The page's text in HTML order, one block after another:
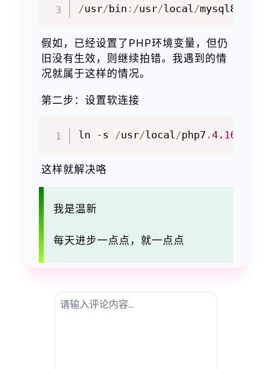
/usr/bin : /usr/local /mysql8
假如，已经设置了PHP环境变量，但仍
旧没有生效，则继续拍错。我遇到的情
况就属于这样的情况。
第二步：设置软连接
ln -s /usr/local/php7 .4.16
这样就解决咯
我是温新
每天进步一点点，就一点点